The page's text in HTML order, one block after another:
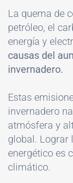
La quema de
petróleo, el
energía y
causas del
invernadero.
Estas
invernadero
atmósfera y
global. Lograr
energético es
climático.